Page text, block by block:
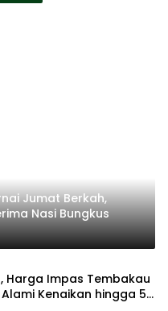
Jumat Berkah,
Nasi Bungkus
Harga Impas Tembakau
Kenaikan hingga 5